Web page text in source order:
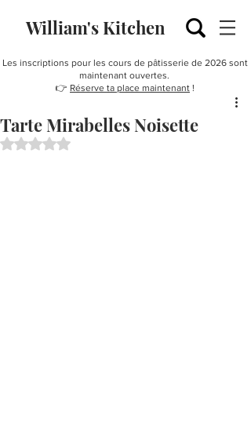
William's Kitchen
Les inscriptions pour les cours de pâtisserie de 2026 sont
maintenant ouvertes.
👉 Réserve ta place maintenant !
Tarte Mirabelles Noisette
Noté NaN étoiles sur 5.